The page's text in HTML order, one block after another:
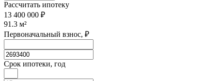
Рассчитать ипотеку
13 400 000 ₽
91.3 м²
Первоначальный взнос, ₽
Срок ипотеки, год